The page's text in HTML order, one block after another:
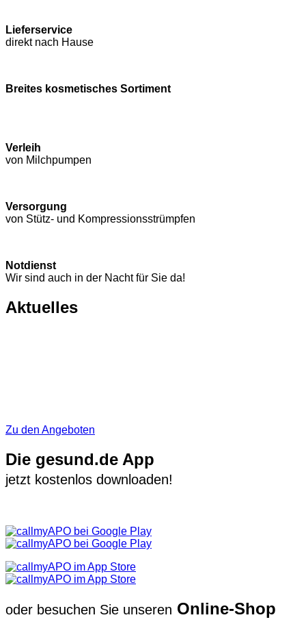
Lieferservice
direkt nach Hause
Breites kosmetisches Sortiment
Verleih
von Milchpumpen
Versorgung
von Stütz- und Kompressions­strümpfen
Notdienst
Wir sind auch in der Nacht für Sie da!
Aktuelles
Zu den Angeboten
Die gesund.de App
jetzt kostenlos downloaden!
oder besuchen Sie unseren Online-Shop